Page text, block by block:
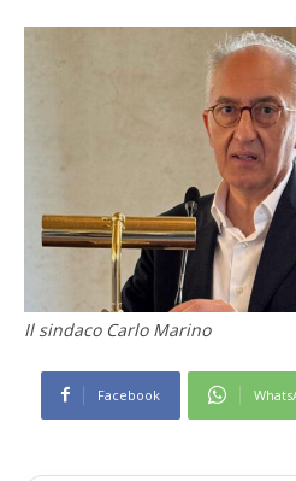
Il sindaco Carlo Marino
Facebook